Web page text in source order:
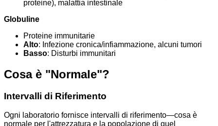
proteine), malattia intestinale
Globuline
Proteine immunitarie
Alto: Infezione cronica/infiammazione, alcuni tumori
Basso: Disturbi immunitari
Cosa è "Normale"?
Intervalli di Riferimento
Ogni laboratorio fornisce intervalli di riferimento—cosa è
normale per l'attrezzatura e la popolazione di quel